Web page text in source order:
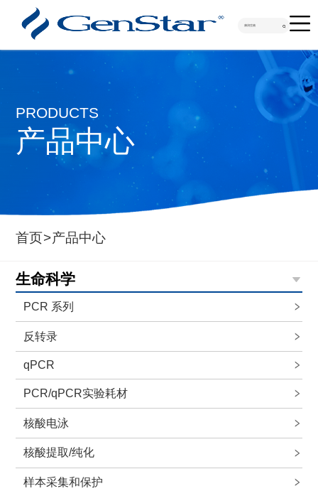

PRODUCTS
产品中心
首页>产品中心
生命科学
PCR 系列
反转录
qPCR
PCR/qPCR实验耗材
核酸电泳
核酸提取/纯化
样本采集和保护